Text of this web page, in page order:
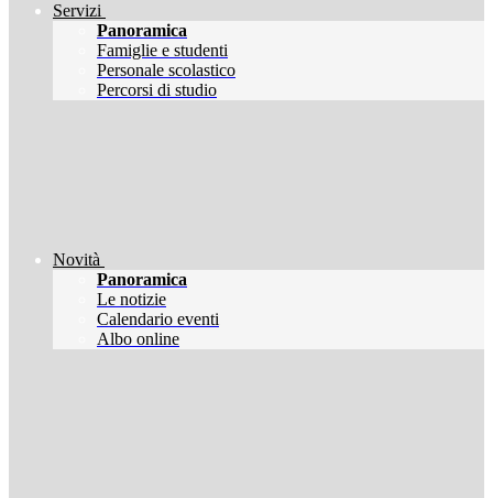
Servizi
Panoramica
Famiglie e studenti
Personale scolastico
Percorsi di studio
Novità
Panoramica
Le notizie
Calendario eventi
Albo online